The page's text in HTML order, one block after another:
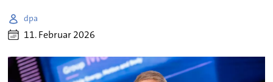
dpa
11. Februar 2026